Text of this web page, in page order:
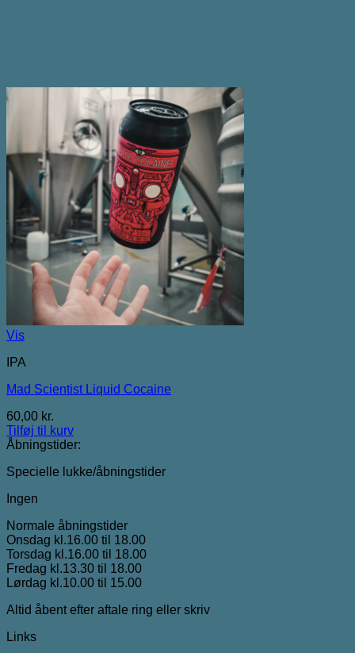
Vis
IPA
Mad Scientist Liquid Cocaine
60,00 kr.
Tilføj til kurv
Åbningstider:
Specielle lukke/åbningstider
Ingen
Normale åbningstider
Onsdag kl.16.00 til 18.00
Torsdag kl.16.00 til 18.00
Fredag kl.13.30 til 18.00
Lørdag kl.10.00 til 15.00
Altid åbent efter aftale ring eller skriv
Links